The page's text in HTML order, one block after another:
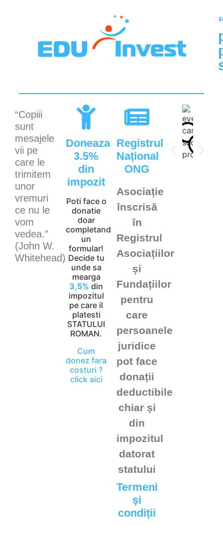
“Copiii
sunt
mesajele
vii pe
care le
trimitem
unor
vremuri
ce nu le
vom
vedea.”
(John W.
Whitehead)
Doneaza
3.5%
din
impozit
Poti face o
donatie
doar
completand
un
formular!
Decide tu
unde sa
mearga
3,5% din
impozitul
pe care il
platesti
STATULUI
ROMAN.
Cum
donez fara
costuri ?
click aici
Registrul
Național
ONG
Asociație
înscrisă
în
Registrul
Asociațiilor
și
Fundațiilor
pentru
care
persoanele
juridice
pot face
donații
deductibile
chiar și
din
impozitul
datorat
statului
Termeni
și
condiții